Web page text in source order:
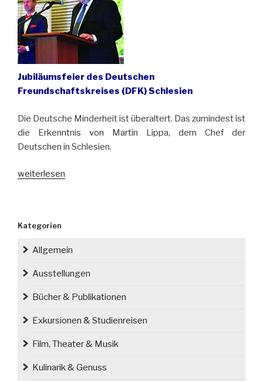
Jubiläumsfeier des Deutschen
Freundschaftskreises (DFK) Schlesien
Die Deutsche Minderheit ist überaltert. Das zumindest ist
die Erkenntnis von Martin Lippa, dem Chef der
Deutschen in Schlesien.
„Tag
in
Ustron“
weiterlesen
Kategorien
Allgemein
Ausstellungen
Bücher & Publikationen
Exkursionen & Studienreisen
Film, Theater & Musik
Kulinarik & Genuss